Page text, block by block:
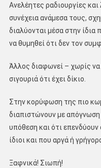
Ανελέητες ραδιουργίες
συνέχεια ανάμεσα τους,
διαλύονται μέσα στην
να θυμηθεί ότι δεν τον
Άλλος διαφωνεί – χωρίς να
σιγουριά ότι έχει δίκιο.
Στην κορύφωση της πιο
διαπιστώνουν με απόγνωση
υπόθεση και ότι επενδύουν
ίδιοι και που αργά ή
Ξαφνικά! Σιωπή!